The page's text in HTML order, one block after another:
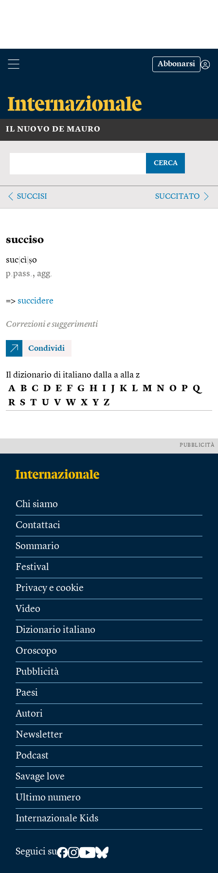
Abbonarsi
IL NUOVO DE MAURO
CERCA
SUCCISI SUCCITATO
succiso
suc cì ṣo
p.pass., agg.
=> succidere
Correzioni e suggerimenti
Condividi
Il dizionario di italiano dalla a alla z
A B C D E F G H I J K L M N O P Q
R S T U V W X Y Z
PUBBLICITÀ
Chi siamo
Contattaci
Sommario
Festival
Privacy e cookie
Video
Dizionario italiano
Oroscopo
Pubblicità
Paesi
Autori
Newsletter
Podcast
Savage love
Ultimo numero
Internazionale Kids
Seguici su